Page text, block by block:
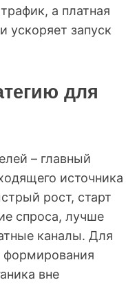
а платная
ускоряет запуск
для
– главный
источника
рост, старт
спроса, лучше
каналы. Для
формирования
вне